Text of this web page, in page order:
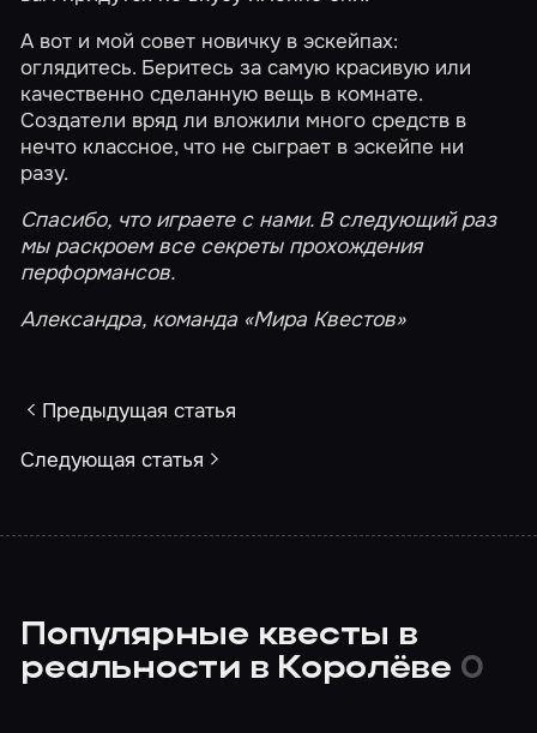
А вот и мой совет новичку в эскейпах:
оглядитесь. Беритесь за самую красивую или
качественно сделанную вещь в комнате.
Создатели вряд ли вложили много средств в
нечто классное, что не сыграет в эскейпе ни
разу.
Спасибо, что играете с нами. В следующий раз
мы раскроем все секреты прохождения
перформансов.
Александра, команда «Мира Квестов»
Предыдущая статья
Следующая статья
Популярные квесты в
реальности в Королёве 0